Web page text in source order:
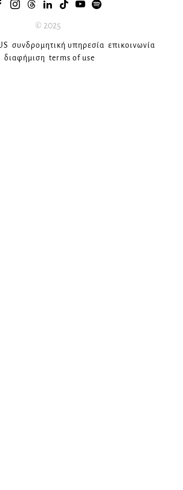
© 2025
συνδρομητική υπηρεσία επικοινωνία
διαφήμιση terms of use